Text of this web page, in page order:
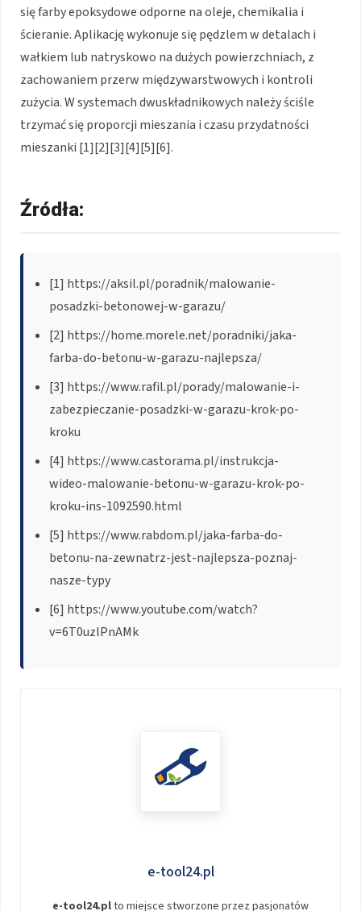
się farby epoksydowe odporne na oleje, chemikalia i
ścieranie. Aplikację wykonuje się pędzlem w detalach i
wałkiem lub natryskowo na dużych powierzchniach, z
zachowaniem przerw międzywarstwowych i kontroli
zużycia. W systemach dwuskładnikowych należy ściśle
trzymać się proporcji mieszania i czasu przydatności
mieszanki [1][2][3][4][5][6].
Źródła:
[1] https://aksil.pl/poradnik/malowanie-
posadzki-betonowej-w-garazu/
[2] https://home.morele.net/poradniki/jaka-
farba-do-betonu-w-garazu-najlepsza/
[3] https://www.rafil.pl/porady/malowanie-i-
zabezpieczanie-posadzki-w-garazu-krok-po-
kroku
[4] https://www.castorama.pl/instrukcja-
wideo-malowanie-betonu-w-garazu-krok-po-
kroku-ins-1092590.html
[5] https://www.rabdom.pl/jaka-farba-do-
betonu-na-zewnatrz-jest-najlepsza-poznaj-
nasze-typy
[6] https://www.youtube.com/watch?
v=6T0uzlPnAMk
e-tool24.pl
e-tool24.plto miejsce stworzone przez pasjonatów